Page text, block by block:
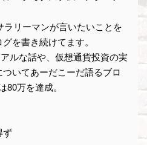
リーマンが言いたいことを
を書き続けてます。
ルな話や、仮想通貨投資の実
いてあーだこーだ語るブロ
万を達成。
ず